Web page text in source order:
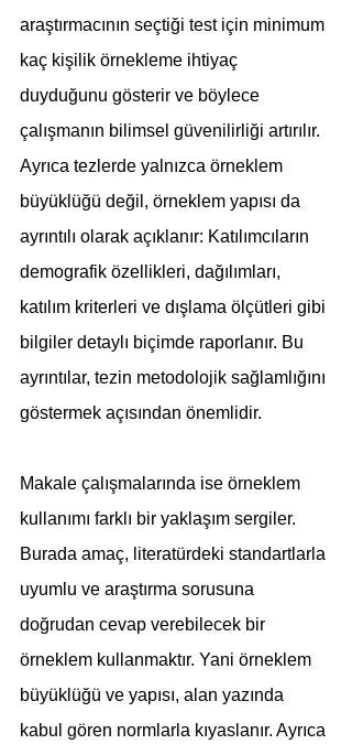
araştırmacının seçtiği test için minimum
kaç kişilik örnekleme ihtiyaç
duyduğunu gösterir ve böylece
çalışmanın bilimsel güvenilirliği artırılır.
Ayrıca tezlerde yalnızca örneklem
büyüklüğü değil, örneklem yapısı da
ayrıntılı olarak açıklanır: Katılımcıların
demografik özellikleri, dağılımları,
katılım kriterleri ve dışlama ölçütleri gibi
bilgiler detaylı biçimde raporlanır. Bu
ayrıntılar, tezin metodolojik sağlamlığını
göstermek açısından önemlidir.
Makale çalışmalarında ise örneklem
kullanımı farklı bir yaklaşım sergiler.
Burada amaç, literatürdeki standartlarla
uyumlu ve araştırma sorusuna
doğrudan cevap verebilecek bir
örneklem kullanmaktır. Yani örneklem
büyüklüğü ve yapısı, alan yazında
kabul gören normlarla kıyaslanır. Ayrıca